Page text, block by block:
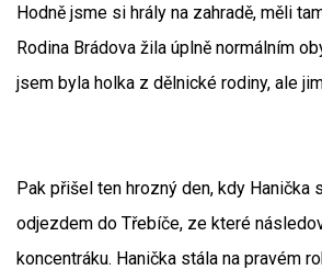
Hodně jsme si hrály na zahradě, měli
Rodina Brádova žila úplně normálním
jsem byla holka z dělnické rodiny, ale
Pak přišel ten hrozný den, kdy Hanička
odjezdem do Třebíče, ze které
koncentráku. Hanička stála na pravém